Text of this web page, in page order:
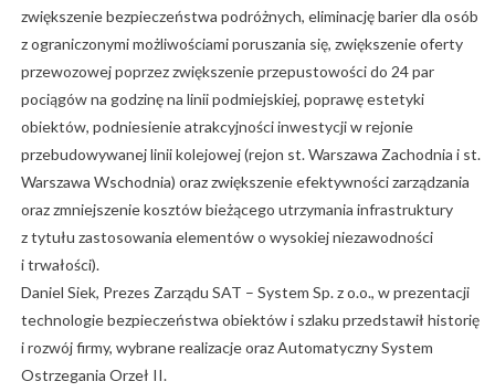
zwiększenie bezpieczeństwa podróżnych, eliminację barier dla osób
z ograniczonymi możliwościami poruszania się, zwiększenie oferty
przewozowej poprzez zwiększenie przepustowości do 24 par
pociągów na godzinę na linii podmiejskiej, poprawę estetyki
obiektów, podniesienie atrakcyjności inwestycji w rejonie
przebudowywanej linii kolejowej (rejon st. Warszawa Zachodnia i st.
Warszawa Wschodnia) oraz zwiększenie efektywności zarządzania
oraz zmniejszenie kosztów bieżącego utrzymania infrastruktury
z tytułu zastosowania elementów o wysokiej niezawodności
i trwałości).
Daniel Siek, Prezes Zarządu SAT – System Sp. z o.o., w prezentacji
technologie bezpieczeństwa obiektów i szlaku przedstawił historię
i rozwój firmy, wybrane realizacje oraz Automatyczny System
Ostrzegania Orzeł II.